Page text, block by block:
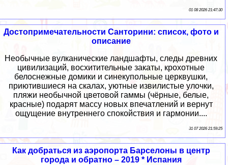
01 08 2026 21:47:30
Достопримечательности Санторини: список, фото и
описание
Необычные вулканические ландшафты, следы древних
цивилизаций, восхитительные закаты, крохотные
белоснежные домики и синекупольные церквушки,
приютившиеся на скалах, уютные извилистые улочки,
пляжи необычной цветовой гаммы (чёрные, белые,
красные) подарят массу новых впечатлений и вернут
ощущение внутреннего спокойствия и гармонии....
31 07 2026 21:59:25
Как добраться из аэропорта Барселоны в центр
города и обратно – 2019 * Испания